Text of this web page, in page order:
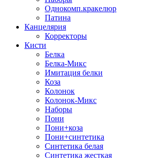
Однокомп.кракелюр
Патина
Канцелярия
Корректоры
Кисти
Белка
Белка-Микс
Имитация белки
Коза
Колонок
Колонок-Микс
Наборы
Пони
Пони+коза
Пони+синтетика
Синтетика белая
Синтетика жесткая